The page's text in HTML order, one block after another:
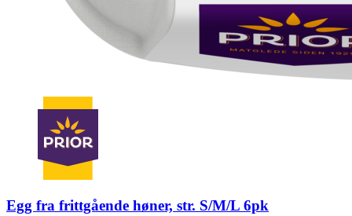
Egg fra frittgående høner, str. S/M/L 6pk